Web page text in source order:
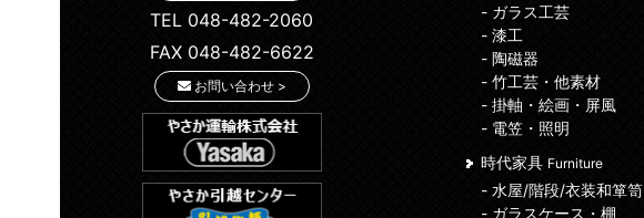
TEL 048-482-2060
FAX 048-482-6622
お問い合わせ >
- ガラス工芸
- 漆工
- 陶磁器
- 竹工芸・他素材
- 掛軸・絵画・屏風
- 電笠・照明
時代家具 Furniture
- 水屋/階段/衣装和箪笥
- ガラスケース・棚